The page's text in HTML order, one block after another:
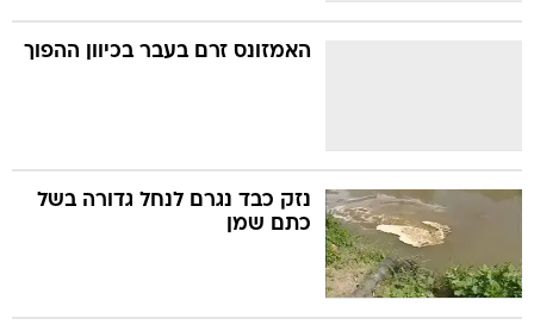
האמזונס זרם בעבר בכיוון ההפוך
נזק כבד נגרם לנחל גדורה בשל
כתם שמן